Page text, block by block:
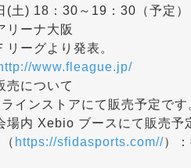
土) 18：30～19：30（予定）
リーナ大阪
ーグより発表。
www.fleague.jp/
売について
インストアにて販売予定です
内 Xebio ブースにて販売予
https://sfidasports.com//）